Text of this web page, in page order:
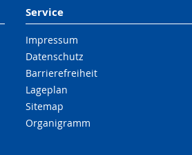
Service
Impressum
Datenschutz
Barrierefreiheit
Lageplan
Sitemap
Organigramm